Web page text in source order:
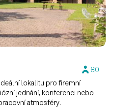
80
lokalitu pro firemní
jednání, konferenci nebo
atmosféry.